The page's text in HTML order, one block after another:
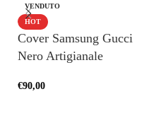
VENDUTO
HOT
Cover Samsung Gucci
Nero Artigianale
€90,00